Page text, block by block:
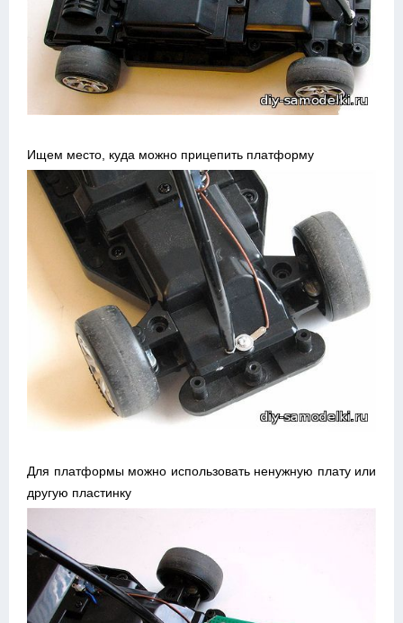
Ищем место, куда можно прицепить платформу
Для платформы можно использовать ненужную плату или
другую пластинку